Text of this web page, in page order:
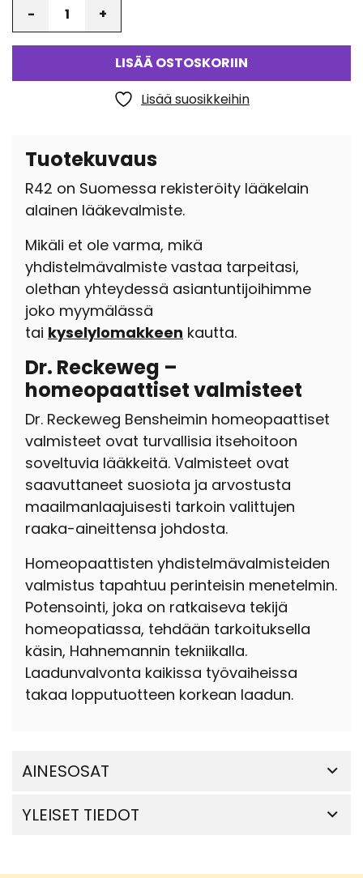
LISÄÄ OSTOSKORIIN
Lisää suosikkeihin
Tuotekuvaus
R42 on Suomessa rekisteröity lääkelain
alainen lääkevalmiste.
Mikäli et ole varma, mikä
yhdistelmävalmiste vastaa tarpeitasi,
olethan yhteydessä asiantuntijoihimme
joko myymälässä
tai kyselylomakkeen kautta.
Dr. Reckeweg –
homeopaattiset valmisteet
Dr. Reckeweg Bensheimin homeopaattiset
valmisteet ovat turvallisia itsehoitoon
soveltuvia lääkkeitä. Valmisteet ovat
saavuttaneet suosiota ja arvostusta
maailmanlaajuisesti tarkoin valittujen
raaka-aineittensa johdosta.
Homeopaattisten yhdistelmävalmisteiden
valmistus tapahtuu perinteisin menetelmin.
Potensointi, joka on ratkaiseva tekijä
homeopatiassa, tehdään tarkoituksella
käsin, Hahnemannin tekniikalla.
Laadunvalvonta kaikissa työvaiheissa
takaa lopputuotteen korkean laadun.
AINESOSAT
YLEISET TIEDOT